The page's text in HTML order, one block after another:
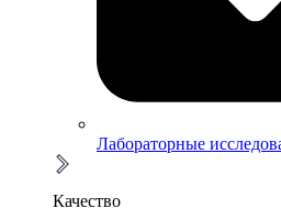
Лабораторные
Качество